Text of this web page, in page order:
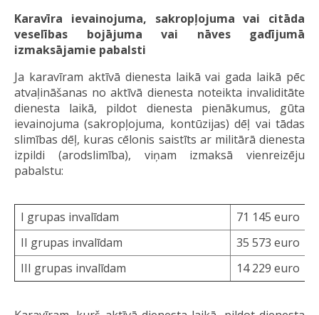
Karavīra ievainojuma, sakropļojuma vai citāda
veselības bojājuma vai nāves gadījumā
izmaksājamie pabalsti
Ja karavīram aktīvā dienesta laikā vai gada laikā pēc
atvaļināšanas no aktīvā dienesta noteikta invaliditāte
dienesta laikā, pildot dienesta pienākumus, gūta
ievainojuma (sakropļojuma, kontūzijas) dēļ vai tādas
slimības dēļ, kuras cēlonis saistīts ar militārā dienesta
izpildi (arodslimība), viņam izmaksā vienreizēju
pabalstu:
I grupas invalīdam
71 145 euro
II grupas invalīdam
35 573 euro
III grupas invalīdam
14 229 euro